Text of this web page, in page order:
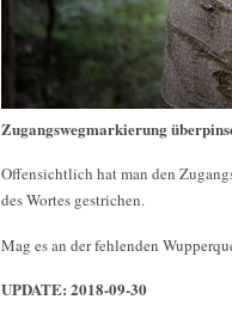
Zugangswegmarkierung
Offensichtlich hat man den
des Wortes gestrichen.
Mag es an der fehlenden
UPDATE: 2018-09-30